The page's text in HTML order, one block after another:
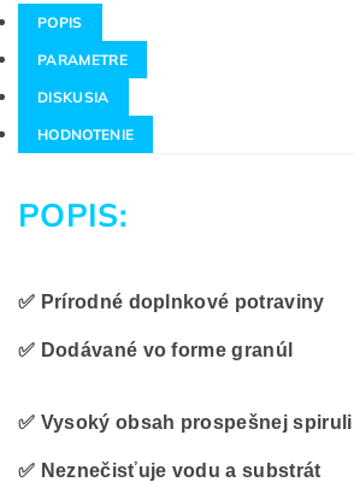
POPIS
PARAMETRE
DISKUSIA
HODNOTENIE
POPIS:
✅ Prírodné doplnkové potraviny
✅ Dodávané vo forme granúl
✅ Vysoký obsah prospešnej
✅ Neznečisťuje vodu a substrát